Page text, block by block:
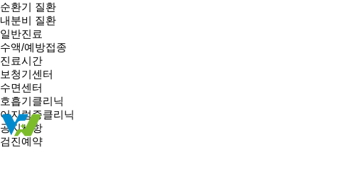
순환기 질환
내분비 질환
일반진료
수액/예방접종
진료시간
보청기센터
수면센터
호흡기클리닉
어지럼증클리닉
공지사항
검진예약